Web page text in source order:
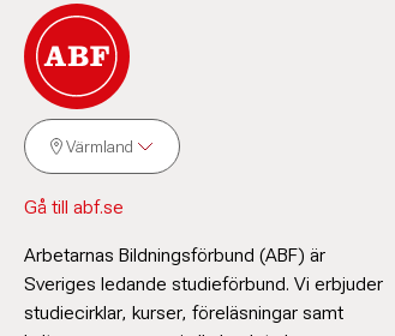
Värmland
Gå till abf.se
Arbetarnas Bildningsförbund (ABF) är
Sveriges ledande studieförbund. Vi erbjuder
studiecirklar, kurser, föreläsningar samt